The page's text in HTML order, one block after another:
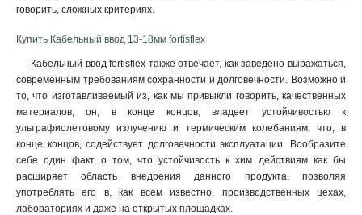
говорить, сложных критериях.
Купить Кабельный ввод 13-18мм fortisflex
Кабельный ввод fortisflex также отвечает, как заведено выражаться,
современным требованиям сохранности и долговечности. Возможно и
то, что изготавливаемый из, как мы привыкли говорить, качественных
материалов, он, в конце концов, владеет устойчивостью к
ультрафиолетовому излучению и термическим колебаниям, что, в
конце концов, содействует долговечности эксплуатации. Вообразите
себе один факт о том, что устойчивость к хим действиям как бы
расширяет область внедрения данного продукта, позволяя
употреблять его в, как всем известно, производственных цехах,
лабораториях и даже на открытых площадках.